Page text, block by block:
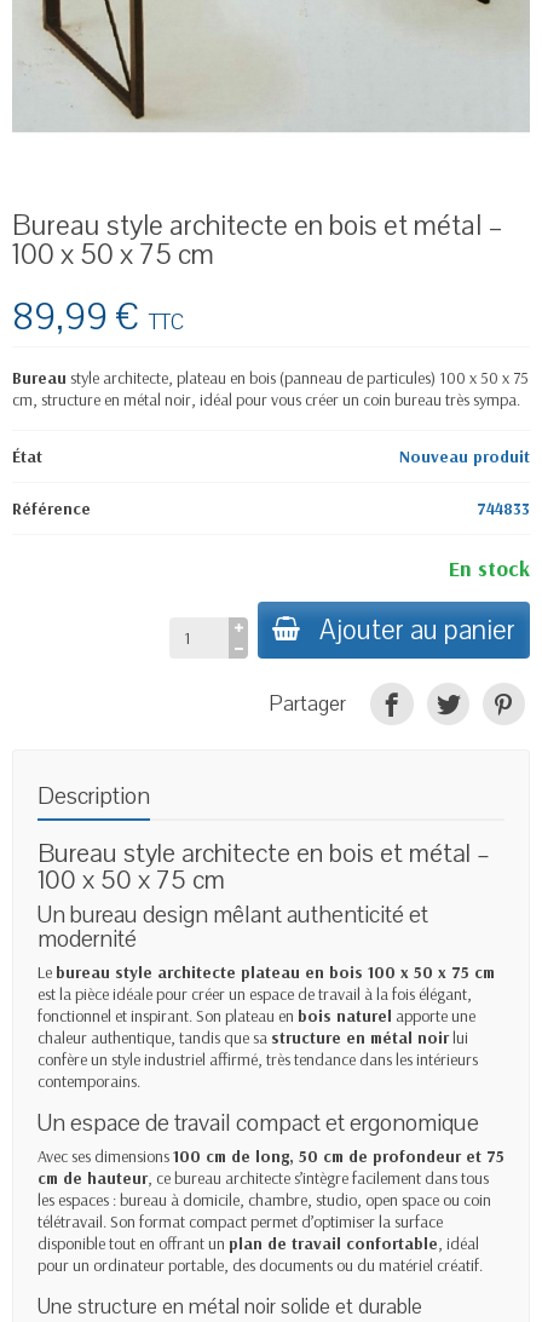
Bureau style architecte en bois et métal –
100 x 50 x 75 cm
89,99 €TTC
Bureau style architecte, plateau en bois (panneau de particules) 100 x 50 x 75
cm, structure en métal noir, idéal pour vous créer un coin bureau très sympa.
État Nouveau produit
Référence 744833
En stock
Ajouter au panier
Partager
Description
Bureau style architecte en bois et métal –
100 x 50 x 75 cm
Un bureau design mêlant authenticité et
modernité
Le bureau style architecte plateau en bois 100 x 50 x 75 cm
est la pièce idéale pour créer un espace de travail à la fois élégant,
fonctionnel et inspirant. Son plateau en bois naturel apporte une
chaleur authentique, tandis que sa structure en métal noirlui
confère un style industriel affirmé, très tendance dans les intérieurs
contemporains.
Un espace de travail compact et ergonomique
Avec ses dimensions100 cm de long, 50 cm de profondeur et 75
cm de hauteur, ce bureau architecte s’intègre facilement dans tous
les espaces : bureau à domicile, chambre, studio, open space ou coin
télétravail. Son format compact permet d’optimiser la surface
disponible tout en offrant un plan de travail confortable, idéal
pour un ordinateur portable, des documents ou du matériel créatif.
Une structure en métal noir solide et durable